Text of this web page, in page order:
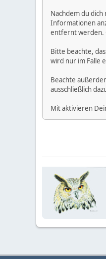
Nachdem du
Informationen
entfernt werden.
Bitte beachte,
wird nur im Falle
Beachte
ausschließlich
Mit aktivieren